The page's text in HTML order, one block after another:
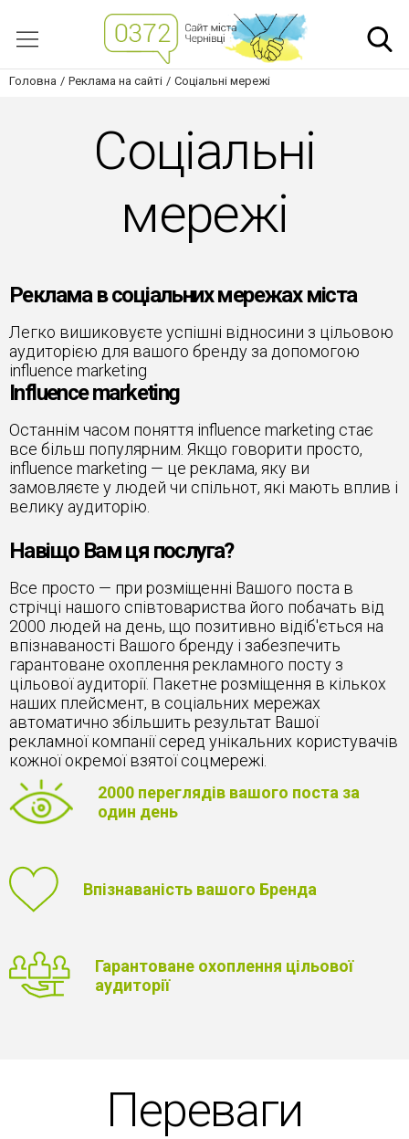
Головна Реклама на сайті Соціальні мережі
Соціальні
мережі
Реклама в соціальних мережах міста
Легко вишиковуєте успішні відносини з цільовою
аудиторією для вашого бренду за допомогою
influence marketing
Influence marketing
Останнім часом поняття influence marketing стає
все більш популярним. Якщо говорити просто,
influence marketing — це реклама, яку ви
замовляєте у людей чи спільнот, які мають вплив і
велику аудиторію.
Навіщо Вам ця послуга?
Все просто — при розміщенні Вашого поста в
стрічці нашого співтовариства його побачать від
2000 людей на день, що позитивно відіб'ється на
впізнаваності Вашого бренду і забезпечить
гарантоване охоплення рекламного посту з
цільової аудиторії. Пакетне розміщення в кількох
наших плейсмент, в соціальних мережах
автоматично збільшить результат Вашої
рекламної компанії серед унікальних користувачів
кожної окремої взятої соцмережі.
2000 переглядів вашого поста за
один день
Впізнаваність вашого Бренда
Гарантоване охоплення цільової
аудиторії
Переваги